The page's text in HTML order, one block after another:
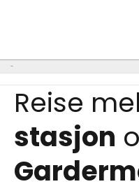
Reise
stasjon